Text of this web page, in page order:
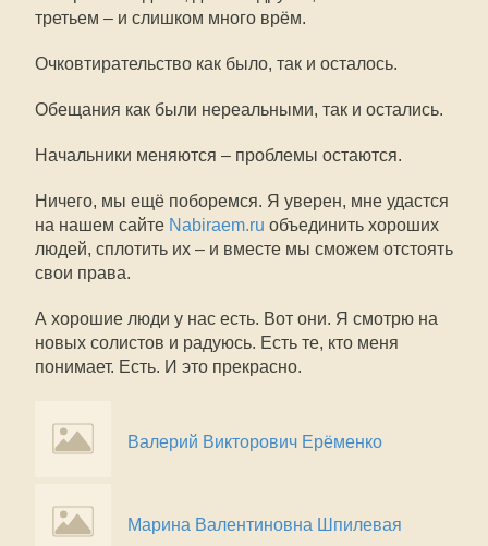
третьем – и слишком много врём.
Очковтирательство как было, так и осталось.
Обещания как были нереальными, так и остались.
Начальники меняются – проблемы остаются.
Ничего, мы ещё поборемся. Я уверен, мне удастся
на нашем сайте Nabiraem.ru объединить хороших
людей, сплотить их – и вместе мы сможем отстоять
свои права.
А хорошие люди у нас есть. Вот они. Я смотрю на
новых солистов и радуюсь. Есть те, кто меня
понимает. Есть. И это прекрасно.
Валерий Викторович Ерёменко
Марина Валентиновна Шпилевая